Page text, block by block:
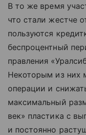
В то же время
что стали жестче
пользуются
беспроцентный
правления
Некоторым из них
операции и
максимальный
век» пластика с
и постоянно